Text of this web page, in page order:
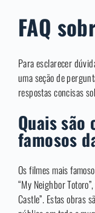
FAQ
Para esclarecer
uma seção de
respostas concisas
Quais
famosos
Os filmes mais
“My Neighbor
Castle”. Estas obras